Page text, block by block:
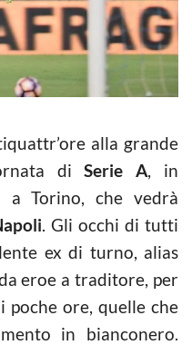
alla grande
diSerie A, in
a Torino, che vedrà
. Gli occhi di tutti
ex di turno, alias
eroe a traditore, per
poche ore, quelle che
in bianconero.